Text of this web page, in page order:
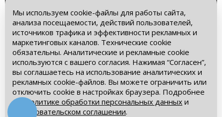
Санкт-Петербург Саранск Саратов Смоленск Сочи Ставрополь Стерлитамак
Сургут Таганрог Тамбов Тверь Томск Тула Тюмень Улан-Удэ Ульяновск Уфа
Хабаровск Чебоксары Челябинск Череповец Чита Ярославль
2026 © Компания «Буровые Машины». Все права
защищены. Обращаем Ваше внимание на то, что данный
интернет-сайт носит исключительно информационный
характер и ни при каких условиях информационные
материалы и цены, размещенные на сайте, не является
публичной офертой, определяемой положениями Статьи
437 Гражданского кодекса РФ.
Политика обработки персональных данных
Пользовательское соглашение
Мы используем cookie-файлы для работы сайта,
анализа посещаемости, действий пользователей,
источников трафика и эффективности рекламных и
маркетинговых каналов. Технические cookie
обязательны. Аналитические и рекламные cookie
используются с вашего согласия. Нажимая “Согласен”,
вы соглашаетесь на использование аналитических и
рекламных cookie-файлов. Вы можете ограничить или
отключить cookie в настройках браузера. Подробнее
– в
Политике обработки персональных данных и
Пользовательском соглашении.